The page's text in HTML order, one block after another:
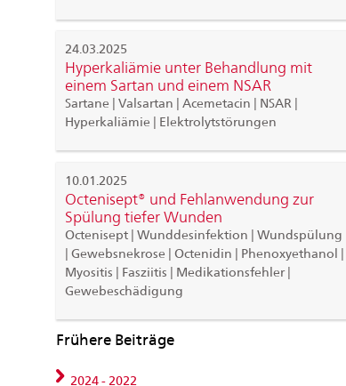
24.03.2025
Hyperkaliämie unter Behandlung mit
einem Sartan und einem NSAR
Sartane | Valsartan | Acemetacin | NSAR |
Hyperkaliämie | Elektrolytstörungen
10.01.2025
Octenisept® und Fehlanwendung zur
Spülung tiefer Wunden
Octenisept | Wunddesinfektion | Wundspülung
| Gewebsnekrose | Octenidin | Phenoxyethanol |
Myositis | Fasziitis | Medikationsfehler |
Gewebeschädigung
Frühere Beiträge
2024 - 2022